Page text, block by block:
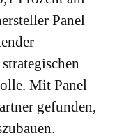
Panel
Mit Panel
gefunden,